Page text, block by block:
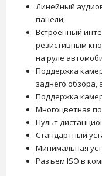
Линейный
панели;
Встроенный
резистивным
на руле
Поддержка
заднего
Поддержка
Многоцветная
Пульт
Стандартный
Минимальная
Разъем ISO в